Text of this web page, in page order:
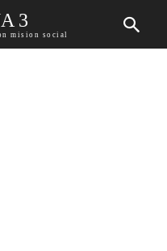
3
mision social